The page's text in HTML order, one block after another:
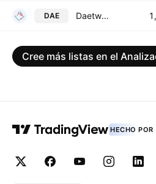
DAE Daetwyler Holding AG
Cree más listas en el
HECHO